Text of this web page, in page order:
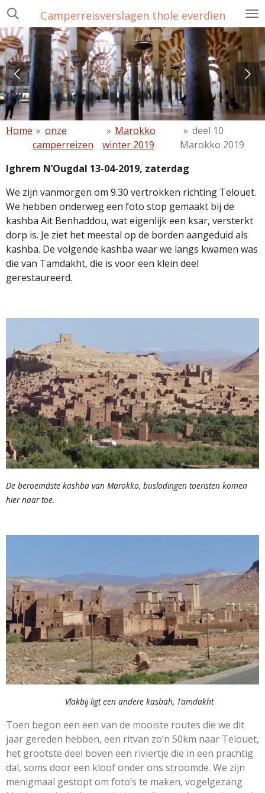
Ga
direct
naar
de
hoofdinhoud
Camperreisverslagen thole everdien
Home » onze
camperreizen
» Marokko
winter 2019
» deel 10
Marokko 2019
Ighrem N’Ougdal 13-04-2019, zaterdag
We zijn vanmorgen om 9.30 vertrokken richting Telouet.
We hebben onderweg een foto stop gemaakt bij de
kashba Aït Benhaddou, wat eigenlijk een ksar, versterkt
dorp is. Je ziet het meestal op de borden aangeduid als
kashba. De volgende kashba waar we langs kwamen was
die van Tamdakht, die is voor een klein deel
gerestaureerd.
De beroemdste kashba van Marokko, busladingen toeristen komen
hier naar toe.
Vlakbij ligt een andere kasbah, Tamdakht
Toen begon een een van de mooiste routes die we dit
jaar gereden hebben, een ritvan zo’n 50km naar Telouet,
het grootste deel boven een riviertje die in een prachtig
dal, soms door een kloof onder ons stroomde. We zijn
menigmaal gestopt om foto’s te maken, vogelgezang